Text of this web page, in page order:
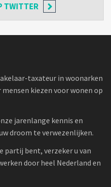
TWITTER
taxateur in woonarken
kiezen voor wonen op
jarenlange kennis en
droom te verwezenlijken.
partij bent, verzeker u van
door heel Nederland en